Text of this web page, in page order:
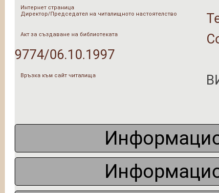
Интернет страница
Директор/Председател на читалищното настоятелство
Акт за създаване на библиотеката
9774/06.10.1997
Връзка към сайт читалища